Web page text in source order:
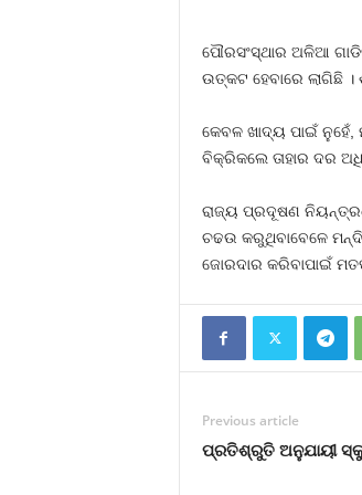
ପୌରସଂସ୍ଥାର ଅଳିଆ
ଉତ୍କଟ ହେବାରେ ଲାଗିଛି ।
କେବଳ ଖାଦ୍ୟ ପାଇଁ
ବିକ୍ରିକଲେ ତାହାର ଦର
ରାଜ୍ୟ ପ୍ରଦୂଷଣ
ଚଢଉ କରୁଥିବାବେଳେ
ଜୋରଦାର କରିବାପାଇଁ
Previous article
ପ୍ରତିଶ୍ରୁତି ଅନୁଯାୟୀ